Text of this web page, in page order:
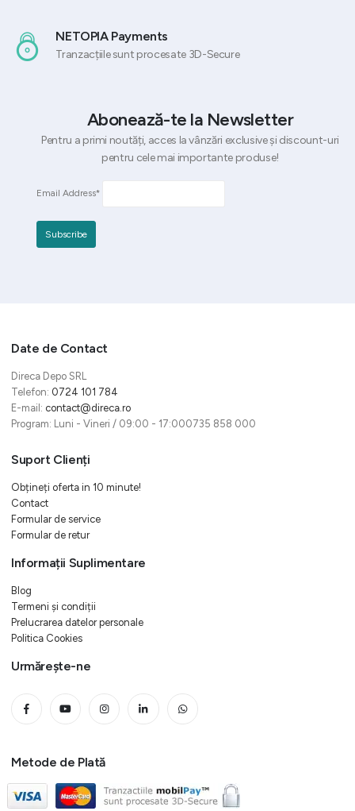
NETOPIA Payments
Tranzacțiile sunt procesate 3D-Secure
Abonează-te la Newsletter
Pentru a primi noutăți, acces la vânzări exclusive și discount-uri
pentru cele mai importante produse!
Email Address*
Date de Contact
Direca Depo SRL
Telefon: 0724 101 784
E-mail: contact@direca.ro
Program: Luni - Vineri / 09:00 - 17:000735 858 000
Suport Clienți
Obțineți oferta in 10 minute!
Contact
Formular de service
Formular de retur
Informații Suplimentare
Blog
Termeni și condiții
Prelucrarea datelor personale
Politica Cookies
Urmărește-ne
Metode de Plată